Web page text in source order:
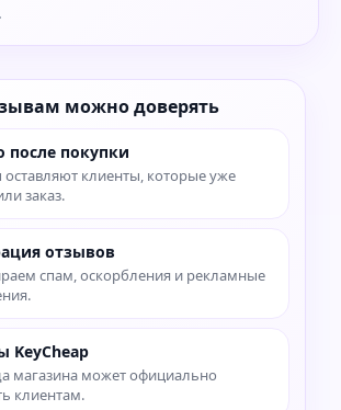
можно доверять
после покупки
клиенты, которые уже
заказ.
отзывов
спам, оскорбления и рекламные
KeyCheap
магазина может официально
клиентам.